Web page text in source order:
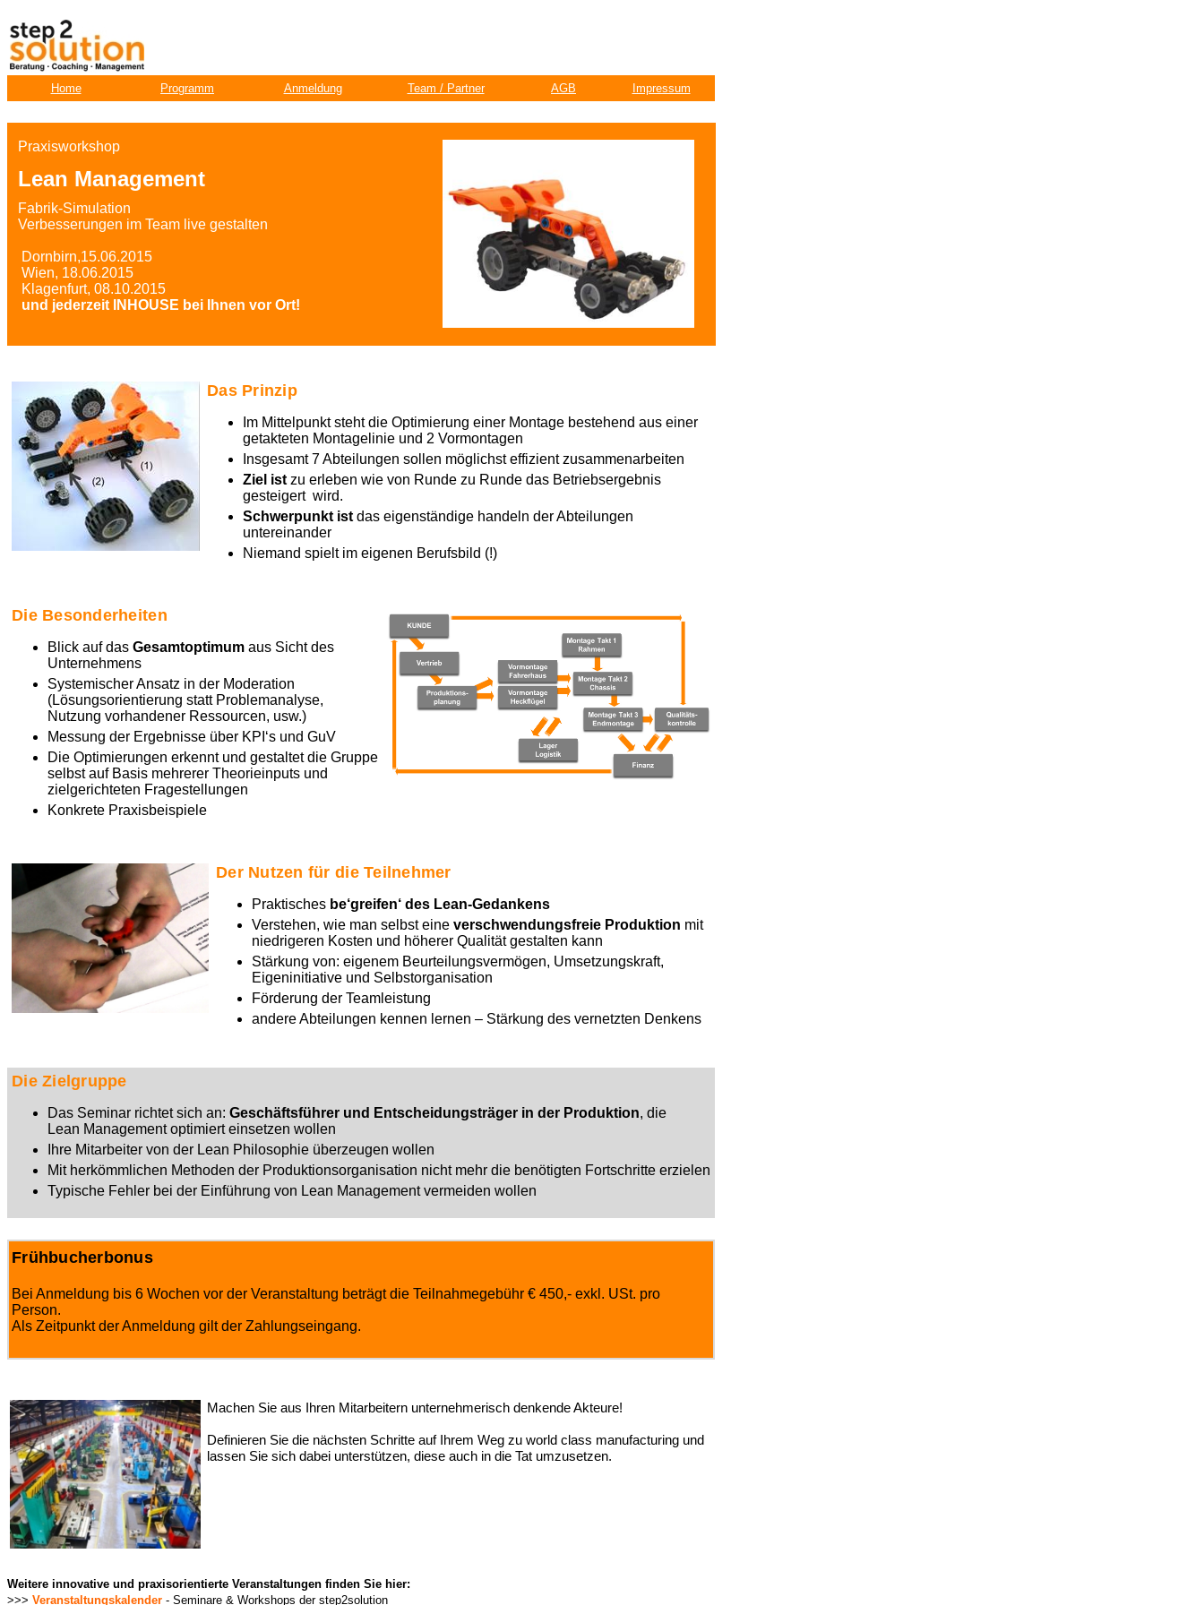
Home Programm Anmeldung Team / Partner AGB Impressum
Praxisworkshop
Lean Management
Fabrik-Simulation
Verbesserungen im Team live gestalten
Dornbirn,15.06.2015
Wien, 18.06.2015
Klagenfurt, 08.10.2015
und jederzeit INHOUSE bei Ihnen vor Ort!
Das Prinzip
Im Mittelpunkt steht die Optimierung einer Montage bestehend aus einer
getakteten Montagelinie und 2 Vormontagen
Insgesamt 7Abteilungen sollen möglichst effizient zusammenarbeiten
Ziel ist zu erleben wie von Runde zu Runde das Betriebsergebnis
gesteigert wird.
Schwerpunkt ist das eigenständige handeln derAbteilungen
untereinander
Niemand spielt im eigenen Berufsbild (!)
Die Besonderheiten
Blick auf das Gesamtoptimum aus Sicht des
Unternehmens
Systemischer Ansatz in der Moderation
(Lösungsorientierung statt Problemanalyse,
Nutzung vorhandener Ressourcen, usw.)
Messung der Ergebnisse über KPI‘s und GuV
Die Optimierungen erkennt und gestaltet die Gruppe
selbst auf Basis mehrerer Theorieinputs und
zielgerichteten Fragestellungen
Konkrete Praxisbeispiele
Der Nutzen für die Teilnehmer
Praktisches be‘greifen‘ des Lean-Gedankens
Verstehen, wie man selbst eine verschwendungsfreie Produktion mit
niedrigeren Kosten und höherer Qualität gestalten kann
Stärkung von: eigenem Beurteilungsvermögen, Umsetzungskraft,
Eigeninitiative und Selbstorganisation
Förderung der Teamleistung
andere Abteilungen kennen lernen – Stärkung des vernetzten Denkens
Die Zielgruppe
Das Seminar richtet sich an: Geschäftsführer und Entscheidungsträger in der Produktion, die
Lean Management optimiert einsetzen wollen
Ihre Mitarbeiter von der Lean Philosophie überzeugen wollen
Mit herkömmlichen Methoden der Produktionsorganisation nicht mehr die benötigten Fortschritte erzielen
Typische Fehler bei der Einführung von Lean Management vermeiden wollen
Frühbucherbonus
Bei Anmeldung bis 6 Wochen vor der Veranstaltung beträgt die Teilnahmegebühr € 450,- exkl. USt. pro
Person.
Als Zeitpunkt der Anmeldung gilt der Zahlungseingang.
Machen Sie aus Ihren Mitarbeitern unternehmerisch denkende Akteure!
Definieren Sie die nächsten Schritte auf Ihrem Weg zu world class manufacturing und
lassen Sie sich dabei unterstützen, diese auch in die Tat umzusetzen.
Weitere innovative und praxisorientierte Veranstaltungen finden Sie hier:
>>> Veranstaltungskalender - Seminare & Workshops der step2solution